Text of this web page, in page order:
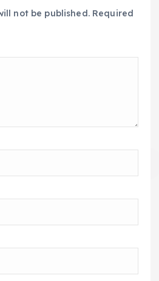
not be published. Required